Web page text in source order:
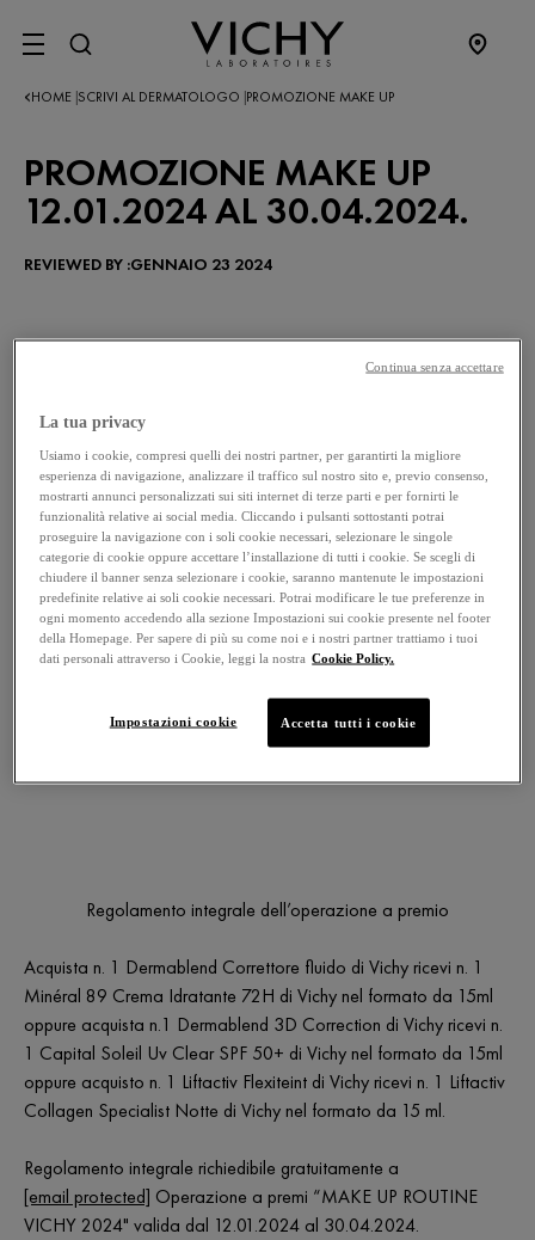
SITE MENU
HOME SCRIVI AL DERMATOLOGO PROMOZIONE MAKE UP
PROMOZIONE MAKE UP
12.01.2024 AL 30.04.2024.
REVIEWED BY :GENNAIO 23 2024
Regolamento integrale dell’operazione a premio
Acquista n. 1 Dermablend Correttore fluido di Vichy ricevi n. 1
Minéral 89 Crema Idratante 72H di Vichy nel formato da 15ml
oppure acquista n.1 Dermablend 3D Correction di Vichy ricevi n.
1 Capital Soleil Uv Clear SPF 50+ di Vichy nel formato da 15ml
oppure acquisto n. 1 Liftactiv Flexiteint di Vichy ricevi n. 1 Liftactiv
Collagen Specialist Notte di Vichy nel formato da 15 ml.
Regolamento integrale richiedibile gratuitamente a
[email protected] Operazione a premi “MAKE UP ROUTINE
VICHY 2024" valida dal 12.01.2024 al 30.04.2024.
La tua privacy
Usiamo i cookie, compresi quelli dei nostri partner, per garantirti la migliore
esperienza di navigazione, analizzare il traffico sul nostro sito e, previo consenso,
mostrarti annunci personalizzati sui siti internet di terze parti e per fornirti le
funzionalità relative ai social media. Cliccando i pulsanti sottostanti potrai
proseguire la navigazione con i soli cookie necessari, selezionare le singole
categorie di cookie oppure accettare l’installazione di tutti i cookie. Se scegli di
chiudere il banner senza selezionare i cookie, saranno mantenute le impostazioni
predefinite relative ai soli cookie necessari. Potrai modificare le tue preferenze in
ogni momento accedendo alla sezione Impostazioni sui cookie presente nel footer
della Homepage. Per sapere di più su come noi e i nostri partner trattiamo i tuoi
dati personali attraverso i Cookie, leggi la nostra Cookie Policy.
Impostazioni cookie Accetta tutti i cookie
Continua senza accettare